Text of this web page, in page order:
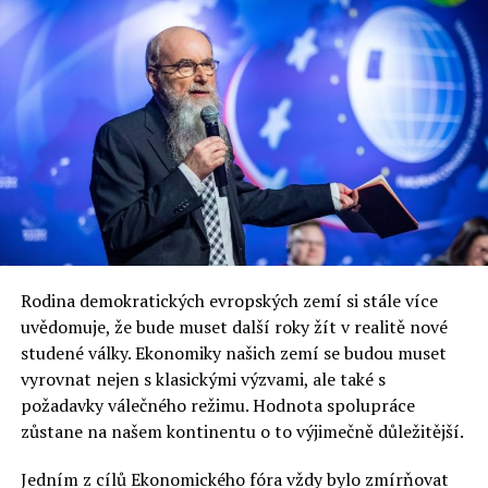
upustila. Jenže tuto neobratnost si polský volič
zapamatoval.
Zjednodušeně tedy, v těchto polských volbách rozhodují
hlavně peněženky. Sociální program přídavků na děti
stojí polský státní rozpočet v roce 2019 31 miliard a pro
rok 2020 se počítá se 40 miliardami zlotých.
Pokud se k nedělním volbám dostaví 40 % voličů, bude
mít vládní strana problém, protože opoziční strany
deklarují povolební vytvoření koalice antiPiS. Už od
volební účasti 50 % oprávněných voličů získá vládní PiS
těsnou většinu křesel v polském Sejmu. Bude-li volební
účast 60 % bude se podpora PiS v přepočtu na mandáty
pohybovat kolem 3/5 poslaneckých křesel. Bude-li
volební účast nad 75 % může si vládní PiS pomýšlet i na
ústavní většinu.
RELATED TOPICS:
Rodina demokratických evropských zemí si stále více
uvědomuje, že bude muset další roky žít v realitě nové
studené války. Ekonomiky našich zemí se budou muset
vyrovnat nejen s klasickými výzvami, ale také s
požadavky válečného režimu. Hodnota spolupráce
zůstane na našem kontinentu o to výjimečně důležitější.
Jedním z cílů Ekonomického fóra vždy bylo zmírňovat